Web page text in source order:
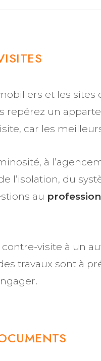
et les sites
repérez un
car les
à
l’isolation, du
au
visite à un
travaux sont à